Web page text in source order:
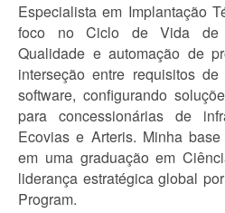
Especialista em Implantação
foco no Ciclo de Vida de
Qualidade e automação de
interseção entre requisitos
software, configurando
para concessionárias de
Ecovias e Arteris. Minha
em uma graduação em
liderança estratégica global
Program.